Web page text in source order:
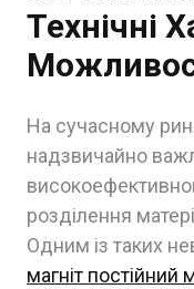
Технічні
На сучасному
надзвичайно
розділення
Одним із таких
магніт постійний